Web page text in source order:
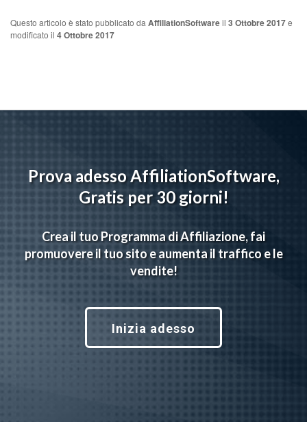
Questo articolo è stato pubblicato da AffiliationSoftwareil 3 Ottobre 2017e
modificato il 4 Ottobre 2017
Prova adesso AffiliationSoftware,
Gratis per 30 giorni!
Crea il tuo Programma di Affiliazione, fai
promuovere il tuo sito e aumenta il traffico e le
vendite!
Inizia adesso